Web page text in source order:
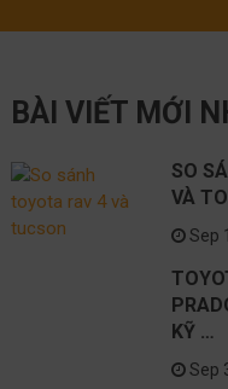
BÀI VIẾT MỚI
SO
VÀ
Sep
KỸ …
Sep